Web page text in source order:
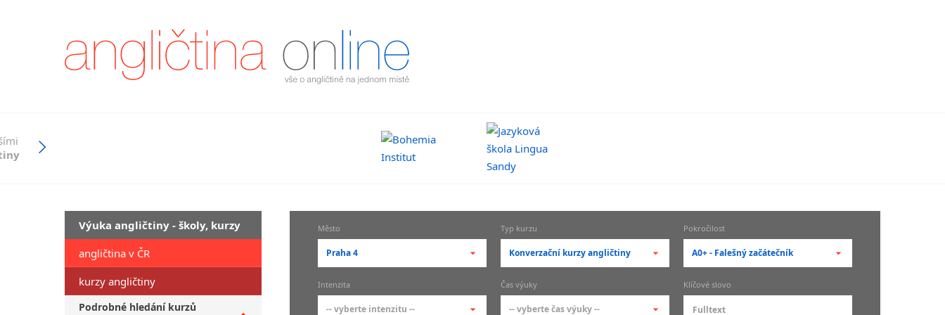
Výuka angličtiny - školy, kurzy
angličtina v ČR
kurzy angličtiny
Podrobné hledání kurzů
Město
Praha 4
-- vyberte město --
pražské městské části
Typ kurzu
Konverzační kurzy angličtiny
-- vyberte typ --
základní členění kurzů
Pokročilost
A0+ - Falešný začátečník
-- vyberte pokročilost --
Intenzita
-- vyberte intenzitu --
Čas výuky
-- vyberte čas výuky --
Klíčové slovo